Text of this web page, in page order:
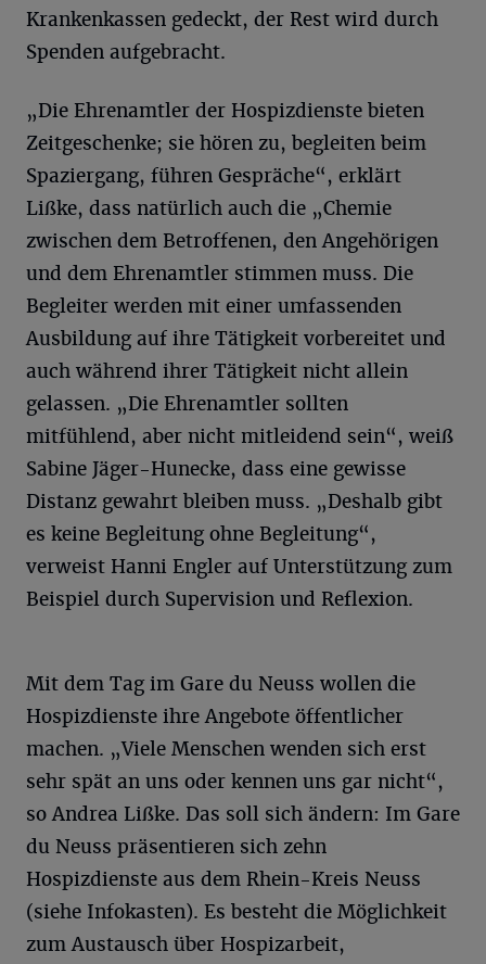
Krankenkassen gedeckt, der Rest wird durch
Spenden aufgebracht.
„Die Ehrenamtler der Hospizdienste bieten
Zeitgeschenke; sie hören zu, begleiten beim
Spaziergang, führen Gespräche“, erklärt
Lißke, dass natürlich auch die „Chemie
zwischen dem Betroffenen, den Angehörigen
und dem Ehrenamtler stimmen muss. Die
Begleiter werden mit einer umfassenden
Ausbildung auf ihre Tätigkeit vorbereitet und
auch während ihrer Tätigkeit nicht allein
gelassen. „Die Ehrenamtler sollten
mitfühlend, aber nicht mitleidend sein“, weiß
Sabine Jäger-Hunecke, dass eine gewisse
Distanz gewahrt bleiben muss. „Deshalb gibt
es keine Begleitung ohne Begleitung“,
verweist Hanni Engler auf Unterstützung zum
Beispiel durch Supervision und Reflexion.
Mit dem Tag im Gare du Neuss wollen die
Hospizdienste ihre Angebote öffentlicher
machen. „Viele Menschen wenden sich erst
sehr spät an uns oder kennen uns gar nicht“,
so Andrea Lißke. Das soll sich ändern: Im Gare
du Neuss präsentieren sich zehn
Hospizdienste aus dem Rhein-Kreis Neuss
(siehe Infokasten). Es besteht die Möglichkeit
zum Austausch über Hospizarbeit,